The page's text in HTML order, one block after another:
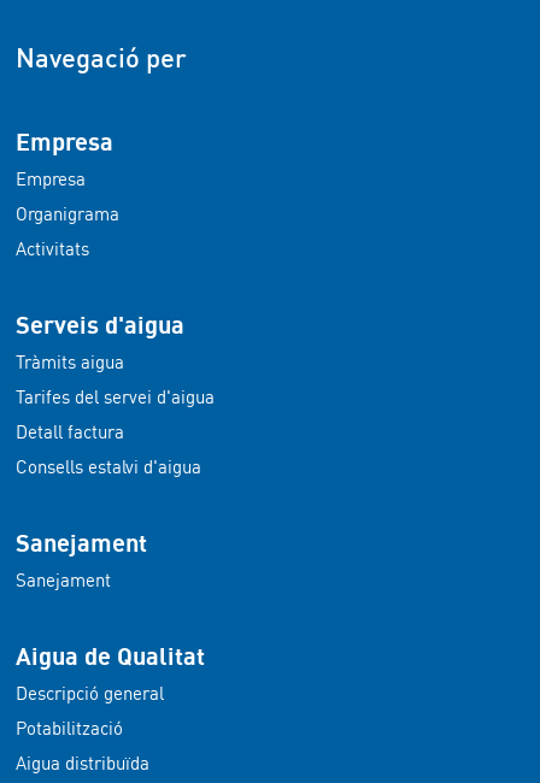
Navegació per
Empresa
Empresa
Organigrama
Activitats
Serveis d'aigua
Tràmits aigua
Tarifes del servei d'aigua
Detall factura
Consells estalvi d'aigua
Sanejament
Sanejament
Aigua de Qualitat
Descripció general
Potabilització
Aigua distribuïda